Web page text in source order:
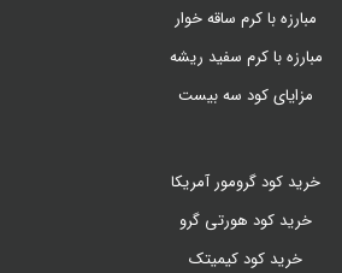
مبارزه با کرم ساقه خوار
مبارزه با کرم سفید ریشه
مزایای کود سه بیست
خرید کود گرومور آمریکا
خرید کود هورتی گرو
خرید کود کیمیتک